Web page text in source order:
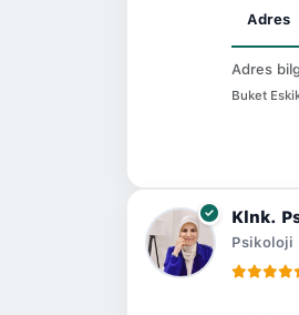
Adres
Adres
Buket
Klnk.
Psikoloji